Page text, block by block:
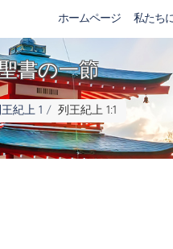
ホームページ 私たち
書の一節
紀上 1 列王紀上 1:1